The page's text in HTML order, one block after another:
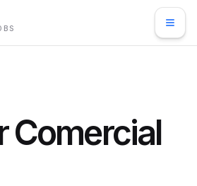
Comercial